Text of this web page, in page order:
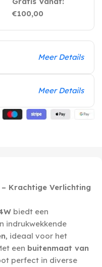
€100,00
Meer Details
Meer Details
– Krachtige Verlichting
biedt een
indrukwekkende
, ideaal voor het
een buitenmaat van
perfect in diverse